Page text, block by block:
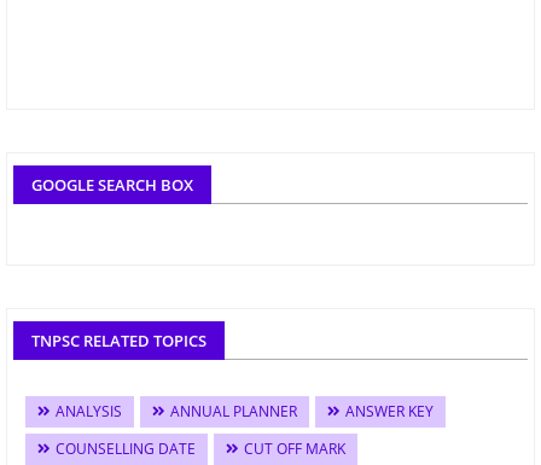
GOOGLE SEARCH BOX
TNPSC RELATED TOPICS
ANALYSIS ANNUAL PLANNER
ANSWER KEY
COUNSELLING DATE
CUT OFF MARK